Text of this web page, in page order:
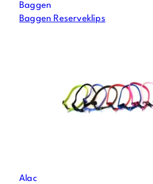
Baggen
Baggen Reserveklips
Alac